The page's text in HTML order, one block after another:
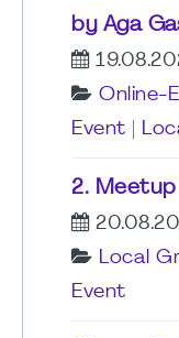
by Aga
Online-
Event
2. Meetup
Local
Event